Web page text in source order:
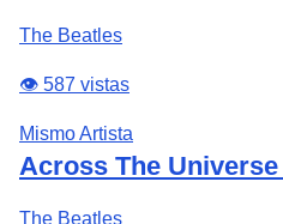
The Beatles
👁️ 587 vistas
Mismo Artista
Across The Universe
The Beatles